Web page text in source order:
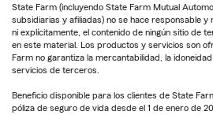
State Farm (incluyendo State Farm Mutual
subsidiarias y afiliadas) no se hace responsable
ni explícitamente, el contenido de ningún sitio de
en este material. Los productos y servicios son
Farm no garantiza la mercantabilidad, la
servicios de terceros.
Beneficio disponible para los clientes de State
póliza de seguro de vida desde el 1 de enero de